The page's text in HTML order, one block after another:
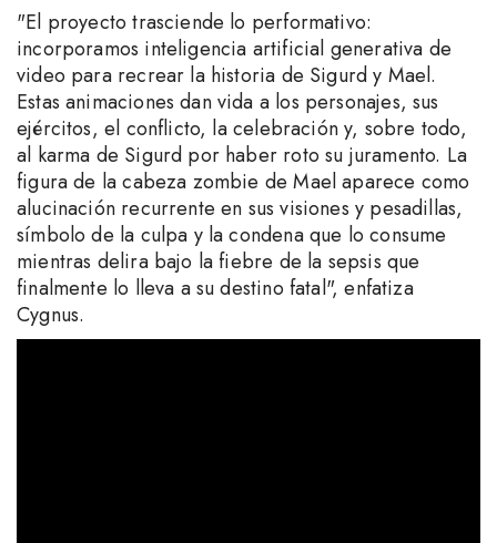
"El proyecto trasciende lo performativo:
incorporamos inteligencia artificial generativa de
video para recrear la historia de Sigurd y Mael.
Estas animaciones dan vida a los personajes, sus
ejércitos, el conflicto, la celebración y, sobre todo,
al karma de Sigurd por haber roto su juramento. La
figura de la cabeza zombie de Mael aparece como
alucinación recurrente en sus visiones y pesadillas,
símbolo de la culpa y la condena que lo consume
mientras delira bajo la fiebre de la sepsis que
finalmente lo lleva a su destino fatal", enfatiza
Cygnus.